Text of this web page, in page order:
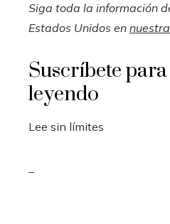
Siga toda la información
Estados Unidos en
Suscríbete
leyendo
Lee sin límites